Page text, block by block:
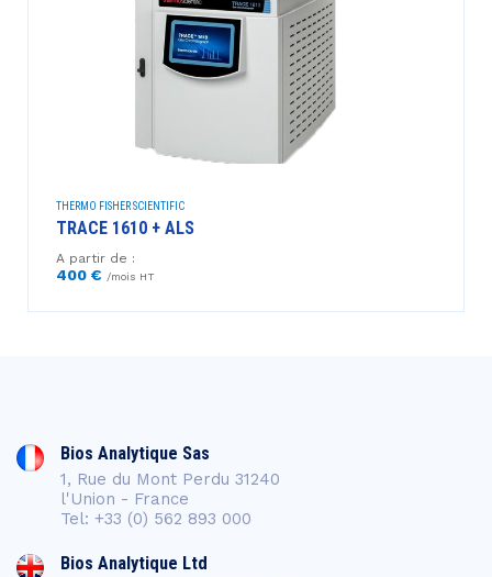
THERMO FISHER SCIENTIFIC
TRACE 1610 + ALS
A partir de :
400 € /mois HT
Bios Analytique Sas
1, Rue du Mont Perdu 31240
l'Union - France
Tel: +33 (0) 562 893 000
Bios Analytique Ltd